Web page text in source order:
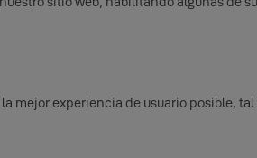
experiencia de usuario posible, tal